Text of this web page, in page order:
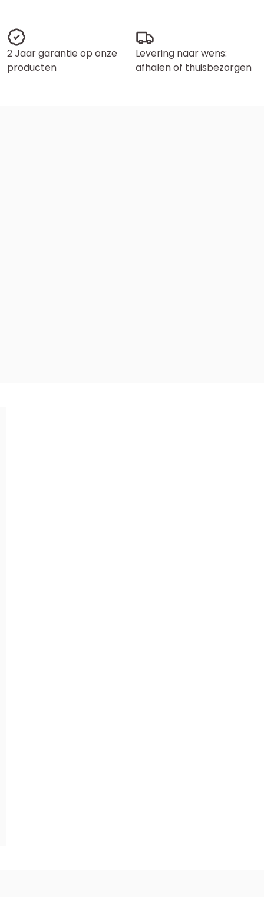
2 Jaar garantie op onze
producten
Levering naar wens:
afhalen of thuisbezorgen